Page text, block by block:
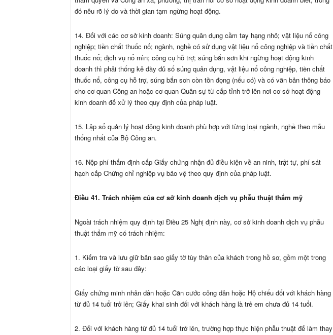
đó nêu rõ lý do và thời gian tạm ngừng hoạt động.
14. Đối với các cơ sở kinh doanh: Súng quân dụng cầm tay hạng nhỏ; vật liệu nổ công
nghiệp; tiền chất thuốc nổ; ngành, nghề có sử dụng vật liệu nổ công nghiệp và tiền chất
thuốc nổ; dịch vụ nổ mìn; công cụ hỗ trợ; súng bắn sơn khi ngừng hoạt động kinh
doanh thì phải thống kê đầy đủ số súng quân dụng, vật liệu nổ công nghiệp, tiền chất
thuốc nổ, công cụ hỗ trợ, súng bắn sơn còn tồn đọng (nếu có) và có văn bản thông báo
cho cơ quan Công an hoặc cơ quan Quân sự từ cấp tỉnh trở lên nơi cơ sở hoạt động
kinh doanh để xử lý theo quy định của pháp luật.
15. Lập sổ quản lý hoạt động kinh doanh phù hợp với từng loại ngành, nghề theo mẫu
thống nhất của Bộ Công an.
16. Nộp phí thẩm định cấp Giấy chứng nhận đủ điều kiện về an ninh, trật tự, phí sát
hạch cấp Chứng chỉ nghiệp vụ bảo vệ theo quy định của pháp luật.
Điều 41. Trách nhiệm của cơ sở kinh doanh dịch vụ phẫu thuật thẩm mỹ
Ngoài trách nhiệm quy định tại Điều 25 Nghị định này, cơ sở kinh doanh dịch vụ phẫu
thuật thẩm mỹ có trách nhiệm:
1. Kiểm tra và lưu giữ bản sao giấy tờ tùy thân của khách trong hồ sơ, gồm một trong
các loại giấy tờ sau đây:
Giấy chứng minh nhân dân hoặc Căn cước công dân hoặc Hộ chiếu đối với khách hàng
từ đủ 14 tuổi trở lên; Giấy khai sinh đối với khách hàng là trẻ em chưa đủ 14 tuổi.
2. Đối với khách hàng từ đủ 14 tuổi trở lên, trường hợp thực hiện phẫu thuật để làm thay